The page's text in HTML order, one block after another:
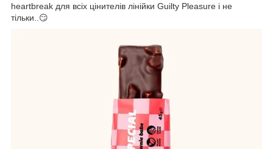
heartbreak для всіх цінителів лінійки Guilty Pleasure і не
тільки..😏